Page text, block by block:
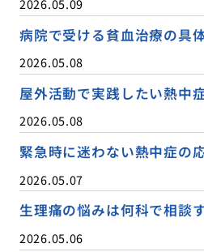
2026.05.09
病院で受ける貧血治療の具
2026.05.08
屋外活動で実践したい熱中
2026.05.08
緊急時に迷わない熱中症の
2026.05.07
生理痛の悩みは何科で相談
2026.05.06